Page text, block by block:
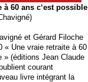
à 60 ans c‘est possible
et Gérard Filoche
« Une vraie retraite à 60
» (éditions Jean Claude
courant
livre intégrant la